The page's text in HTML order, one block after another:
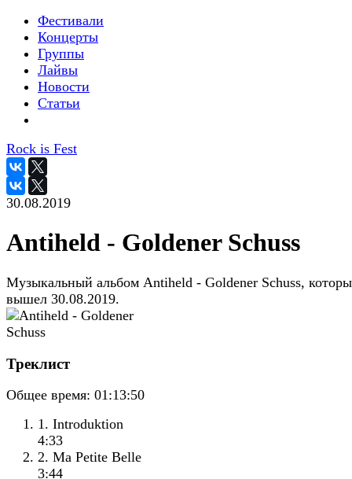
Фестивали
Концерты
Группы
Лайвы
Новости
Статьи
Rock is Fest
30.08.2019
Antiheld - Goldener Schuss
Музыкальный альбом Antiheld - Goldener Schuss,
вышел 30.08.2019.
Треклист
Общее время: 01:13:50
1. Introduktion
4:33
2. Ma Petite Belle
3:44